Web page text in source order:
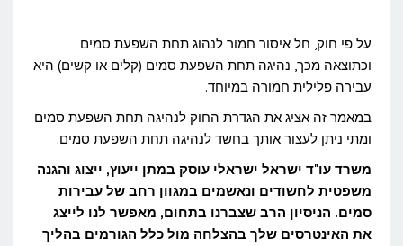
השפעת
על פי חוק, חל איסור חמור לנהוג תחת השפעת סמים
וכתוצאה מכך, נהיגה תחת השפעת סמים (קלים או קשים) היא
עבירה פלילית חמורה במיוחד.
במאמר זה אציג את הגדרת החוק לנהיגה תחת השפעת סמים
ומתי ניתן לעצור אותך בחשד לנהיגה תחת השפעת סמים.
משרד עו"ד ישראל ישראלי עוסק במתן ייעוץ, ייצוג והגנה
משפטית לחשודים ונאשמים במגוון רחב של עבירות
סמים. הניסיון הרב שצברנו בתחום, מאפשר לנו לייצג
את האינטרסים שלך בהצלחה מול כלל הגורמים בהליך